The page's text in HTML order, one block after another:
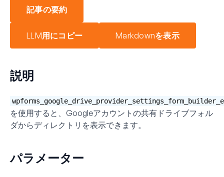
記事の要約
LLM用にコピー Markdownを表示
説明
を使用すると、Googleアカウントの共有ドライブフォル
ダからディレクトリを表示できます。
パラメーター